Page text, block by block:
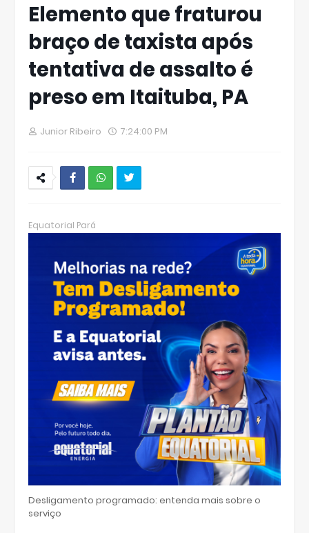
Elemento que fraturou
braço de taxista após
tentativa de assalto é
preso em Itaituba, PA
Junior Ribeiro 7:24:00 PM
hats
p
Equatorial Pará
Desligamento programado: entenda mais sobre o
serviço